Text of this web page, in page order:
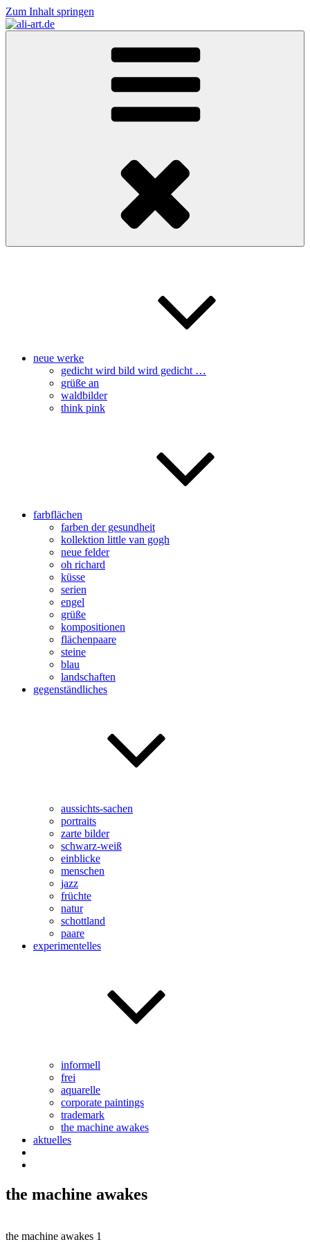
Zum Inhalt springen
neue werke
gedicht wird bild wird gedicht …
grüße an
waldbilder
think pink
farbflächen
farben der gesundheit
kollektion little van gogh
neue felder
oh richard
küsse
serien
engel
grüße
kompositionen
flächenpaare
steine
blau
landschaften
gegenständliches
aussichts-sachen
portraits
zarte bilder
schwarz-weiß
einblicke
menschen
jazz
früchte
natur
schottland
paare
experimentelles
informell
frei
aquarelle
corporate paintings
trademark
the machine awakes
aktuelles
the machine awakes
the machine awakes 1